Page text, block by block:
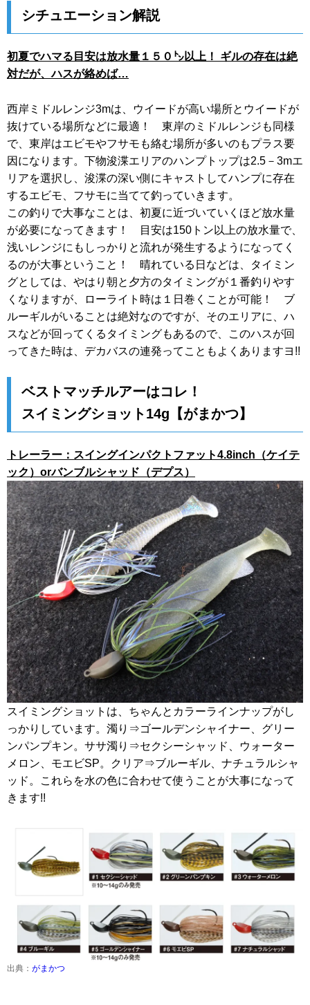
シチュエーション解説
初夏でハマる目安は放水量１５０㌧以上！ ギルの存在は絶
対だが、ハスが絡めば…
西岸ミドルレンジ3mは、ウイードが高い場所とウイードが
抜けている場所などに最適！ 東岸のミドルレンジも同様
で、東岸はエビモやフサモも絡む場所が多いのもプラス要
因になります。下物浚渫エリアのハンプトップは2.5－3mエ
リアを選択し、浚渫の深い側にキャストしてハンプに存在
するエビモ、フサモに当てて釣っていきます。
この釣りで大事なことは、初夏に近づいていくほど放水量
が必要になってきます！ 目安は150トン以上の放水量で、
浅いレンジにもしっかりと流れが発生するようになってく
るのが大事ということ！ 晴れている日などは、タイミン
グとしては、やはり朝と夕方のタイミングが１番釣りやす
くなりますが、ローライト時は１日巻くことが可能！ ブ
ルーギルがいることは絶対なのですが、そのエリアに、ハ
スなどが回ってくるタイミングもあるので、このハスが回
ってきた時は、デカバスの連発ってこともよくありますヨ!!
ベストマッチルアーはコレ！
スイミングショット14g【がまかつ】
トレーラー：スイングインパクトファット4.8inch（ケイテ
ック）orバンブルシャッド（デプス）
スイミングショットは、ちゃんとカラーラインナップがし
っかりしています。濁り⇒ゴールデンシャイナー、グリー
ンパンプキン。ササ濁り⇒セクシーシャッド、ウォーター
メロン、モエビSP。クリア⇒ブルーギル、ナチュラルシャ
ッド。これらを水の色に合わせて使うことが大事になって
きます!!
出典： がまかつ